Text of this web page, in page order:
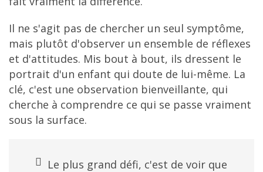
Il ne s'agit pas de chercher un seul symptôme,
mais plutôt d'observer un ensemble de réflexes
et d'attitudes. Mis bout à bout, ils dressent le
portrait d'un enfant qui doute de lui-même. La
clé, c'est une observation bienveillante, qui
cherche à comprendre ce qui se passe vraiment
sous la surface.
Le plus grand défi, c'est de voir que